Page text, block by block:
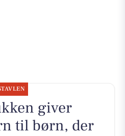
giver
til børn, der